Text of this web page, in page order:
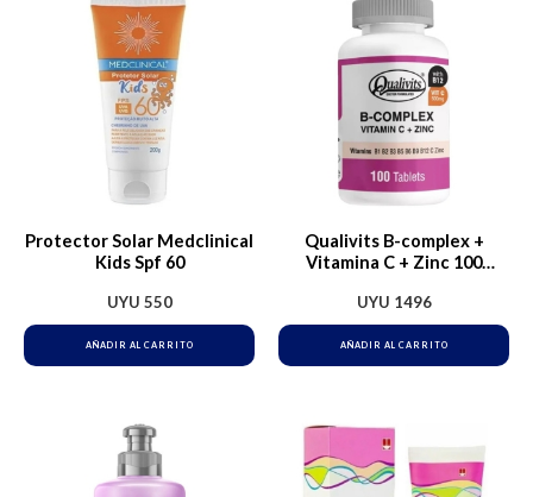
Protector Solar Medclinical
Kids Spf 60
UYU 550
AÑADIR AL CARRITO
Qualivits B-complex +
Vitamina C + Zinc 100
UYU 1496
AÑADIR AL CARRITO